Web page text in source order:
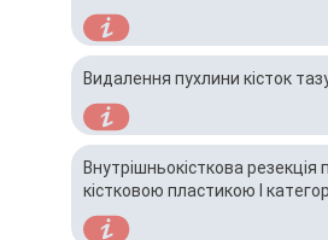
Видалення пухлини кісток
Внутрішньокісткова резекція
кістковою